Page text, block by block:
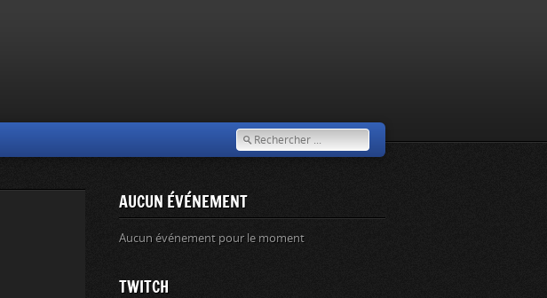
AUCUN ÉVÉNEMENT
Aucun événement pour le moment
TWITCH